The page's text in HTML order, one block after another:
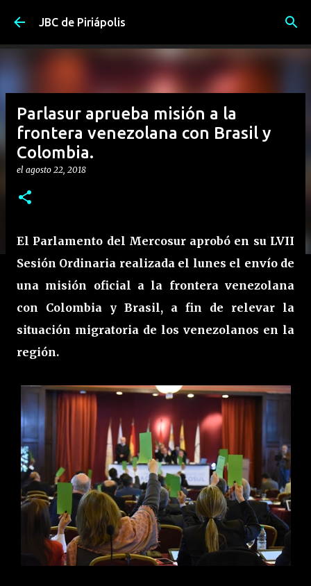
Ir al contenido principal
JBC de Piriápolis
Parlasur aprueba misión a la
frontera venezolana con Brasil y
Colombia.
el agosto 22, 2018
El Parlamento del Mercosur aprobó en su LVII
Sesión Ordinaria realizada el lunes el envío de
una misión oficial a la frontera venezolana
con Colombia y Brasil, a fin de relevar la
situación migratoria de los venezolanos en la
región.